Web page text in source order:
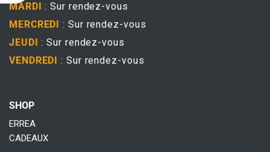
MARDI: Sur rendez-vous
MERCREDI : Sur rendez-vous
JEUDI : Sur rendez-vous
VENDREDI : Sur rendez-vous
SHOP
ERREA
CADEAUX